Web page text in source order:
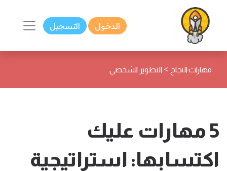
الدخول التسجيل
مهارات النجاح > التطوير الشخصي
5 مهارات عليك
اكتسابها: استراتيجية